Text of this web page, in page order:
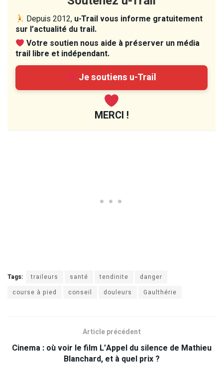
Depuis 2012, u-Trail vous informe gratuitement
sur l’actualité du trail.
Votre soutien nous aide à préserver un média
trail libre et indépendant.
Je soutiens u-Trail
MERCI !
Tags: traileurs santé tendinite
danger
course à pied
conseil douleurs Gaulthérie
Article précédent
Cinema : où voir le film L’Appel du silence de Mathieu
Blanchard, et à quel prix ?